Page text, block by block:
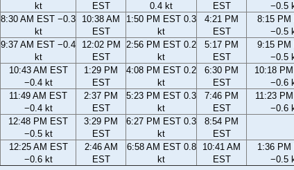
kt
EST
0.4 kt
EST
−0.5
8:30 AM EST −0.3
kt
10:38 AM
EST
1:50 PM EST 0.3
kt
4:21 PM
EST
8:15 PM
−0.5
9:37 AM EST −0.4
kt
12:02 PM
EST
2:56 PM EST 0.2
kt
5:17 PM
EST
9:15 PM
−0.5
10:43 AM EST
−0.4 kt
1:29 PM
EST
4:08 PM EST 0.2
kt
6:30 PM
EST
10:18
−0.6
11:49 AM EST
−0.4 kt
2:37 PM
EST
5:23 PM EST 0.3
kt
7:46 PM
EST
11:23
−0.6
12:48 PM EST
−0.5 kt
3:29 PM
EST
6:27 PM EST 0.3
kt
8:54 PM
EST
12:25 AM EST
−0.6 kt
2:46 AM
EST
6:58 AM EST 0.8
kt
10:41 AM
EST
1:36 PM
−0.5